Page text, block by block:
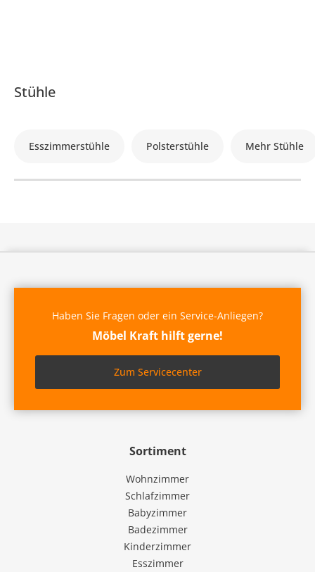
Stühle
Esszimmerstühle Polsterstühle Mehr Stühle
Sortiment
Wohnzimmer
Schlafzimmer
Babyzimmer
Badezimmer
Kinderzimmer
Esszimmer
Haben Sie Fragen oder ein Service-Anliegen?
Möbel Kraft hilft gerne!
Zum Servicecenter